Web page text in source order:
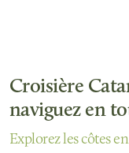
Croisière
naviguez en
Explorez les côtes